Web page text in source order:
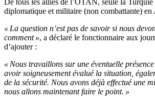
De tous les alliés de l’OTAN, seule la Turquie
diplomatique et militaire (non combattante) en
« La question n’est pas de savoir si nous
comment », a déclaré le fonctionnaire aux
d’ajouter :
« Nous travaillons sur une éventuelle
avoir soigneusement évalué la situation,
de la sécurité. Nous avons déjà effectué une
nous allons maintenant faire le point. »